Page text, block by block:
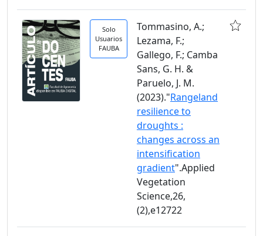
Solo
Usuarios
FAUBA
Tommasino, A.;
Lezama, F.;
Gallego, F.; Camba
Sans, G. H. &
Paruelo, J. M.
(2023)."Rangeland
resilience to
droughts :
changes across an
intensification
gradient".Applied
Vegetation
Science,26,
(2),e12722